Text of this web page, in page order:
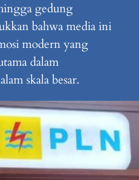
gedung
bahwa media ini
modern yang
dalam
skala besar.